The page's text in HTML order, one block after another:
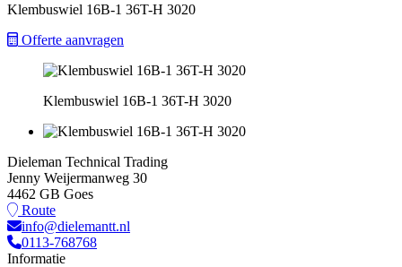
Klembuswiel 16B-1 36T-H 3020
Offerte aanvragen
Klembuswiel 16B-1 36T-H 3020
Dieleman Technical Trading
Jenny Weijermanweg 30
4462 GB Goes
Route
info@dielemantt.nl
0113-768768
Informatie